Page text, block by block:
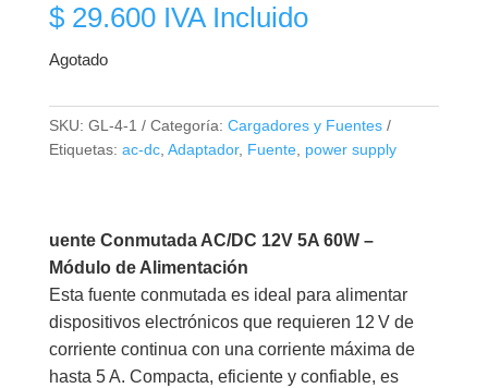
$29.600 IVA Incluido
Agotado
SKU: GL-4-1 Categoría: Cargadores y Fuentes
Etiquetas: ac-dc, Adaptador, Fuente, power supply
uente Conmutada AC/DC 12V 5A 60W –
Módulo de Alimentación
Esta fuente conmutada es ideal para alimentar
dispositivos electrónicos que requieren 12 V de
corriente continua con una corriente máxima de
hasta 5 A. Compacta, eficiente y confiable, es